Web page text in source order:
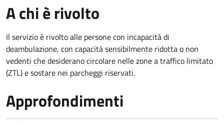
A chi è rivolto
Il servizio è rivolto alle persone con incapacità di
deambulazione, con capacità sensibilmente ridotta o non
vedenti che desiderano circolare nelle zone a traffico limitato
(ZTL) e sostare nei parcheggi riservati.
Approfondimenti